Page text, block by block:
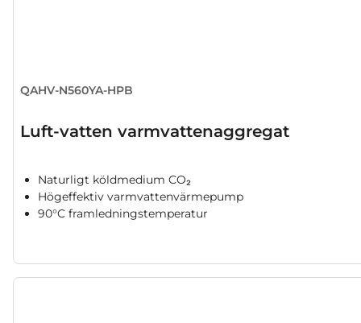
QAHV-N560YA-HPB
Luft-vatten varmvattenaggregat
Naturligt köldmedium CO₂
Högeffektiv varmvattenvärmepump
90°C framledningstemperatur